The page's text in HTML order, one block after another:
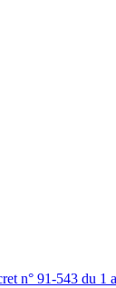
n° 91-543 du